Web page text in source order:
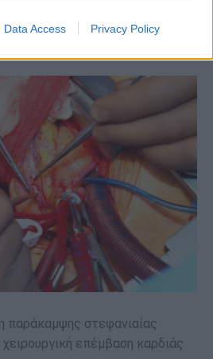
Data Access Privacy Policy
παράκαμψης στεφανιαίας
επέμβαση καρδιάς